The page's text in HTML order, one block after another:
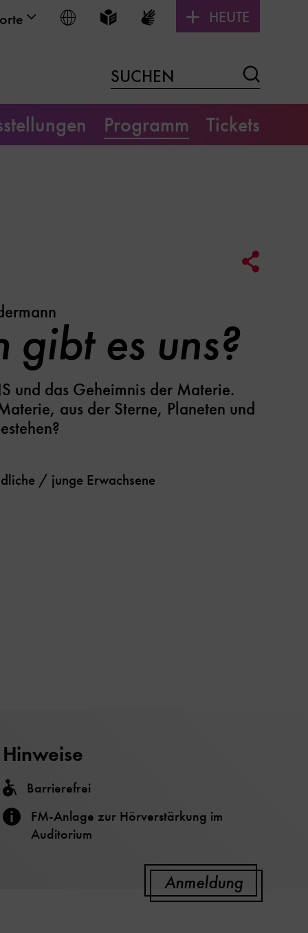
Sprache wählen
Leichte Sprache
Gebärdensprache
HEUTE
SUCHEN
Programm Tickets
gibt es uns?
und das Geheimnis der Materie.
aus der Sterne, Planeten und
/ junge Erwachsene
Hinweise
Barrierefrei
FM-Anlage zur Hörverstärkung im
Auditorium
Anmeldung